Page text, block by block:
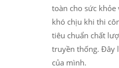
toàn cho sức
khó chịu khi thi
tiêu chuẩn chất
truyền thống. Đây
của mình.